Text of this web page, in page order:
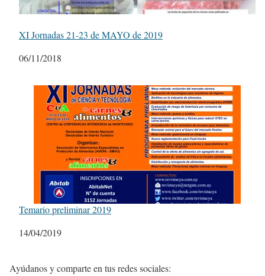
XI Jornadas 21-23 de MAYO de 2019
Fecha
06/11/2018
Temario preliminar 2019
Fecha
14/04/2019
Ayúdanos y comparte en tus redes sociales: